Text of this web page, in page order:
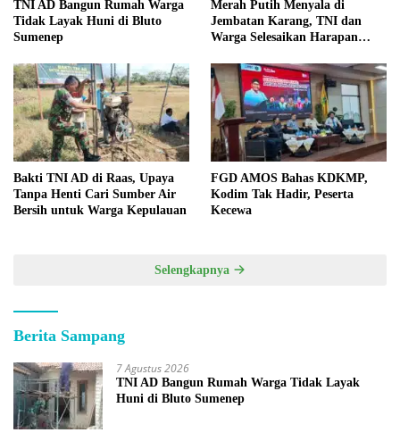
TNI AD Bangun Rumah Warga
Tidak Layak Huni di Bluto
Sumenep
Merah Putih Menyala di
Jembatan Karang, TNI dan
Warga Selesaikan Harapan
Bakti TNI AD di Raas, Upaya
Tanpa Henti Cari Sumber Air
Bersih untuk Warga Kepulauan
FGD AMOS Bahas KDKMP,
Kodim Tak Hadir, Peserta
Kecewa
Selengkapnya
Berita Sampang
7 Agustus 2026
TNI AD Bangun Rumah Warga Tidak Layak
Huni di Bluto Sumenep